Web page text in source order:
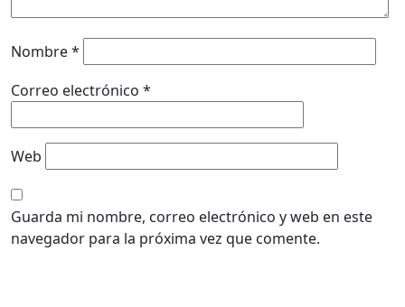
Nombre*
Correo electrónico *
Web
Guarda mi nombre, correo electrónico y web en este
navegador para la próxima vez que comente.